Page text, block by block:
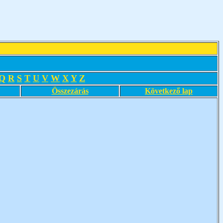
R S T U V W X Y Z
Összezárás Következő lap